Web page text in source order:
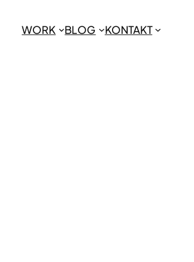
WORK BLOG KONTAKT